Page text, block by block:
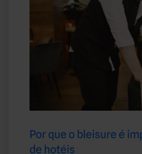
Por que o bleisure é
de hotéis